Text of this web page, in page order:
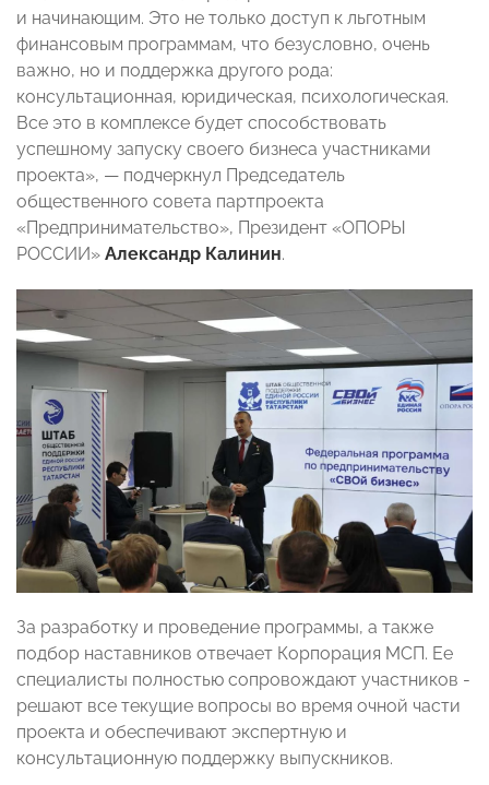
и начинающим. Это не только доступ к льготным
финансовым программам, что безусловно, очень
важно, но и поддержка другого рода:
консультационная, юридическая, психологическая.
Все это в комплексе будет способствовать
успешному запуску своего бизнеса участниками
проекта», — подчеркнул Председатель
общественного совета партпроекта
«Предпринимательство», Президент «ОПОРЫ
РОССИИ» Александр Калинин.
За разработку и проведение программы, а также
подбор наставников отвечает Корпорация МСП. Ее
специалисты полностью сопровождают участников -
решают все текущие вопросы во время очной части
проекта и обеспечивают экспертную и
консультационную поддержку выпускников.